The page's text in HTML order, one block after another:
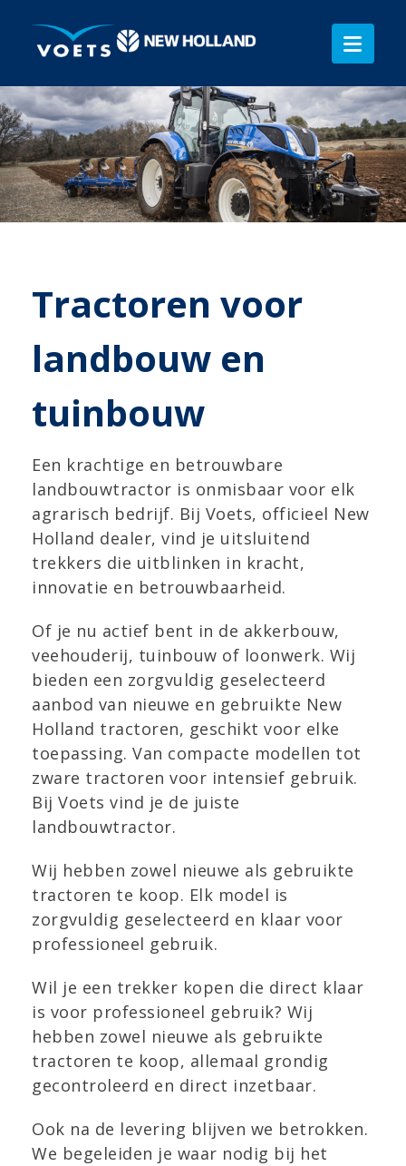
Tractoren voor
landbouw en
tuinbouw
Een krachtige en betrouwbare
landbouwtractor is onmisbaar voor elk
agrarisch bedrijf. Bij Voets, officieel New
Holland dealer, vind je uitsluitend
trekkers die uitblinken in kracht,
innovatie en betrouwbaarheid.
Of je nu actief bent in de akkerbouw,
veehouderij, tuinbouw of loonwerk. Wij
bieden een zorgvuldig geselecteerd
aanbod van nieuwe en gebruikte New
Holland tractoren, geschikt voor elke
toepassing. Van compacte modellen tot
zware tractoren voor intensief gebruik.
Bij Voets vind je de juiste
landbouwtractor.
Wij hebben zowel nieuwe als gebruikte
tractoren te koop. Elk model is
zorgvuldig geselecteerd en klaar voor
professioneel gebruik.
Wil je een trekker kopen die direct klaar
is voor professioneel gebruik? Wij
hebben zowel nieuwe als gebruikte
tractoren te koop, allemaal grondig
gecontroleerd en direct inzetbaar.
Ook na de levering blijven we betrokken.
We begeleiden je waar nodig bij het